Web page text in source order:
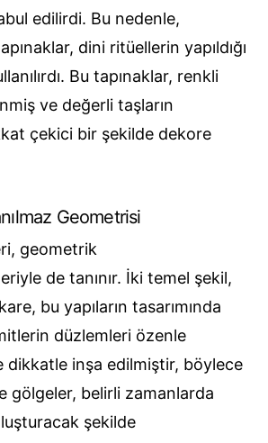
edilirdi. Bu nedenle,
dini ritüellerin yapıldığı
Bu tapınaklar, renkli
ve değerli taşların
çekici bir şekilde dekore
Geometrisi
geometrik
de tanınır. İki temel şekil,
bu yapıların tasarımında
düzlemleri özenle
dikkatle inşa edilmiştir, böylece
gölgeler, belirli zamanlarda
şekilde